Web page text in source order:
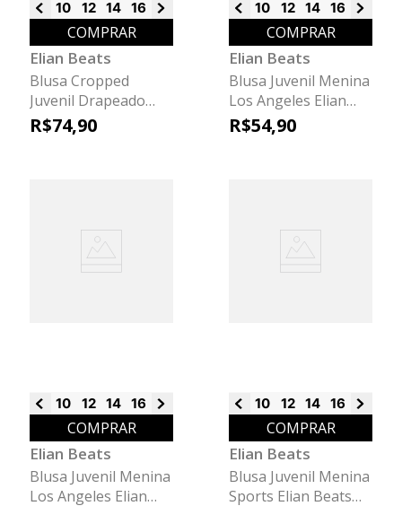
10 12 14 16 18
COMPRAR
Elian Beats
Blusa Cropped
Juvenil Drapeado
Beats Preto
R$74,90
10 12 14 16 18
COMPRAR
Elian Beats
Blusa Juvenil Menina
Los Angeles Elian
Beats Vermelho
R$54,90
10 12 14 16 18
COMPRAR
Elian Beats
Blusa Juvenil Menina
Los Angeles Elian
10 12 14 16 18
COMPRAR
Elian Beats
Blusa Juvenil Menina
Sports Elian Beats